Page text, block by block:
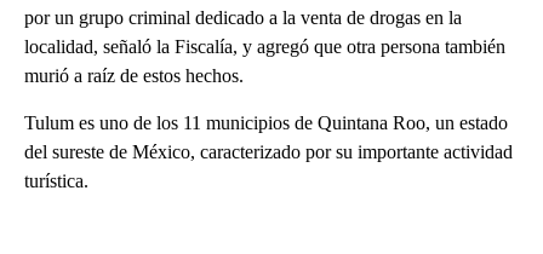
por un grupo criminal dedicado a la venta de drogas en la
localidad, señaló la Fiscalía, y agregó que otra persona también
murió a raíz de estos hechos.
Tulum es uno de los 11 municipios de Quintana Roo, un estado
del sureste de México, caracterizado por su importante actividad
turística.